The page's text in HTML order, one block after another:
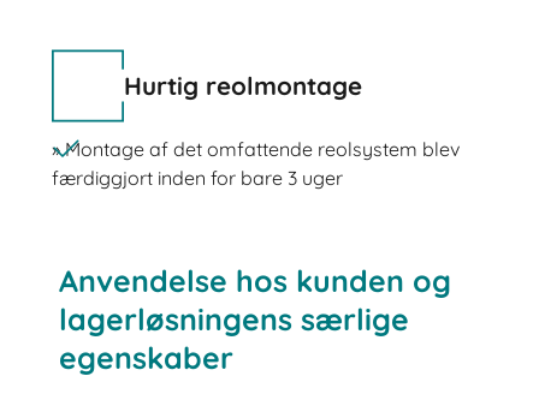
Hurtig reolmontage
» Montage af det omfattende reolsystem blev
færdiggjort inden for bare 3 uger
Anvendelse hos kunden og
lagerløsningens særlige
egenskaber